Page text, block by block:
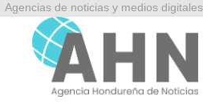
Agencias de noticias y medios digitales